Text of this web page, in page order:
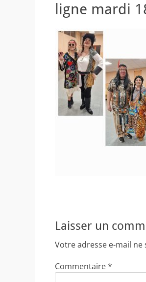
ligne mardi
Laisser un
Votre adresse e-mail ne
Commentaire*